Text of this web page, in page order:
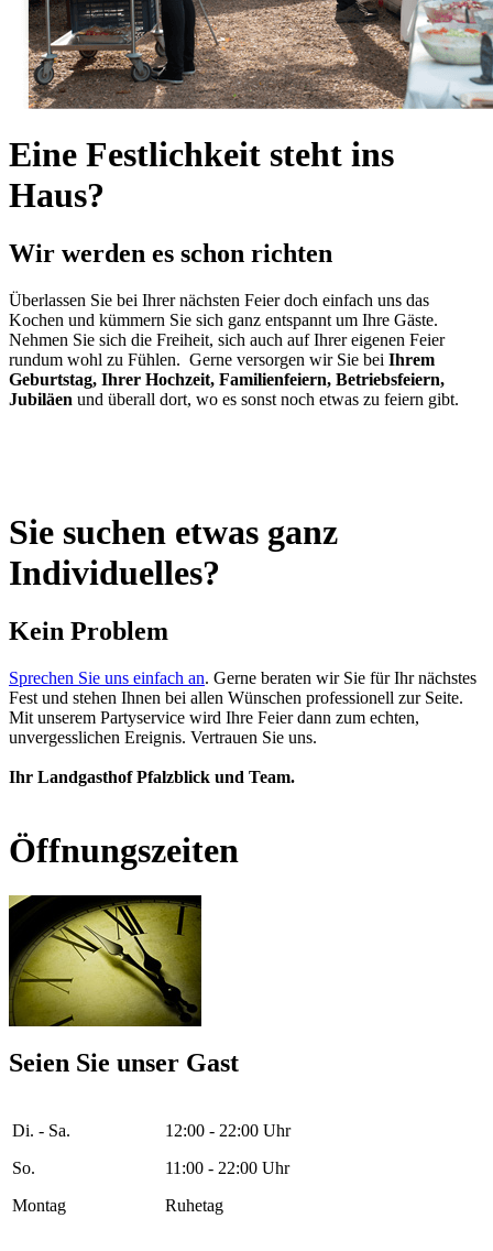
Eine Festlichkeit steht ins
Haus?
Wir werden es schon richten
Überlassen Sie bei Ihrer nächsten Feier doch einfach uns das
Kochen und kümmern Sie sich ganz entspannt um Ihre Gäste.
Nehmen Sie sich die Freiheit, sich auch auf Ihrer eigenen Feier
rundum wohl zu Fühlen. Gerne versorgen wir Sie bei Ihrem
Geburtstag, Ihrer Hochzeit, Familienfeiern, Betriebsfeiern,
Jubiläen und überall dort, wo es sonst noch etwas zu feiern gibt.
Sie suchen etwas ganz
Individuelles?
Kein Problem
Sprechen Sie uns einfach an. Gerne beraten wir Sie für Ihr nächstes
Fest und stehen Ihnen bei allen Wünschen professionell zur Seite.
Mit unserem Partyservice wird Ihre Feier dann zum echten,
unvergesslichen Ereignis. Vertrauen Sie uns.
Ihr Landgasthof Pfalzblick und Team.
Öffnungszeiten
Seien Sie unser Gast
Di. - Sa.
So.
Montag
12:00 - 22:00 Uhr
11:00 - 22:00 Uhr
Ruhetag